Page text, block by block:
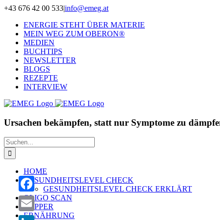
Zum
springen
+43 676 42 00 533|info@emeg.at
ENERGIE STEHT ÜBER MATERIE
MEIN WEG ZUM OBERON®
MEDIEN
BUCHTIPS
NEWSLETTER
BLOGS
REZEPTE
INTERVIEW
Ursachen bekämpfen, statt nur Symptome zu
Suche
nach:
HOME
GESUNDHEITSLEVEL CHECK
GESUNDHEITSLEVEL CHECK ERKLÄRT
OLIGO SCAN
ZAPPER
ERNÄHRUNG
Facebook